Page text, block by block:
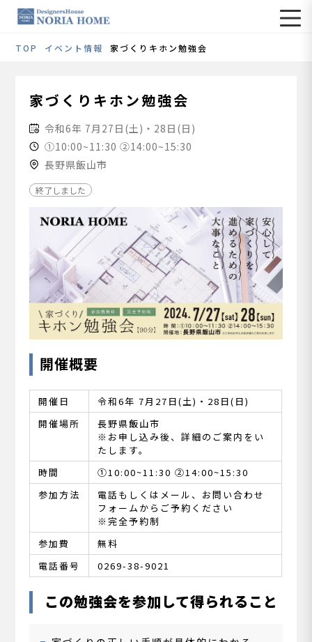
TOP イベント情報 家づくりキホン勉強会
家づくりキホン勉強会
令和6年 7月27日(土)・28日(日)
①10:00~11:30 ②14:00~15:30
長野県飯山市
終了しました
開催概要
開催日
令和6年 7月27日(土)・28日(日)
開催場所
長野県飯山市
※お申し込み後、詳細のご案内をい
たします。
時間
①10:00~11:30 ②14:00~15:30
参加方法
電話もしくはメール、お問い合わせ
フォームからご予約ください
※完全予約制
参加費
無料
電話番号
0269-38-9021
この勉強会を参加して得られること